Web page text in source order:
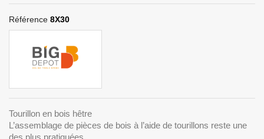
Référence 8X30
Tourillon en bois hêtre
L’assemblage de pièces de bois à l’aide de tourillons reste une
des plus pratiquées.